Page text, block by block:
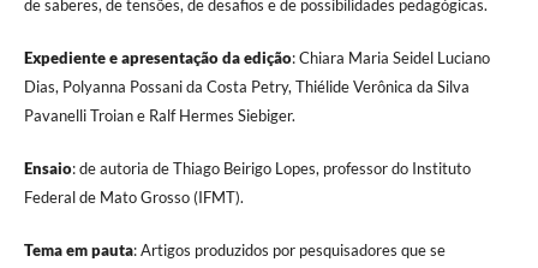
de saberes, de tensões, de desafios e de possibilidades pedagógicas.
Expediente e apresentação da edição: Chiara Maria Seidel Luciano
Dias, Polyanna Possani da Costa Petry, Thiélide Verônica da Silva
Pavanelli Troian e Ralf Hermes Siebiger.
Ensaio: de autoria de Thiago Beirigo Lopes, professor do Instituto
Federal de Mato Grosso (IFMT).
Tema em pauta: Artigos produzidos por pesquisadores que se